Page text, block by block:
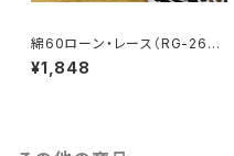
綿60ローン・レース（RG-2664
8-bko）
¥1,848